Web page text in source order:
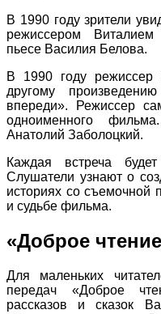
В 1990 году зрители
режиссером
пьесе Василия Белова.
В 1990 году режиссер
другому
впереди». Режиссер
одноименного
Анатолий Заболоцкий.
Каждая встреча
Слушатели узнают о
историях со съемочной
и судьбе фильма.
«Доброе
Для маленьких
передач «Доброе
рассказов и сказок